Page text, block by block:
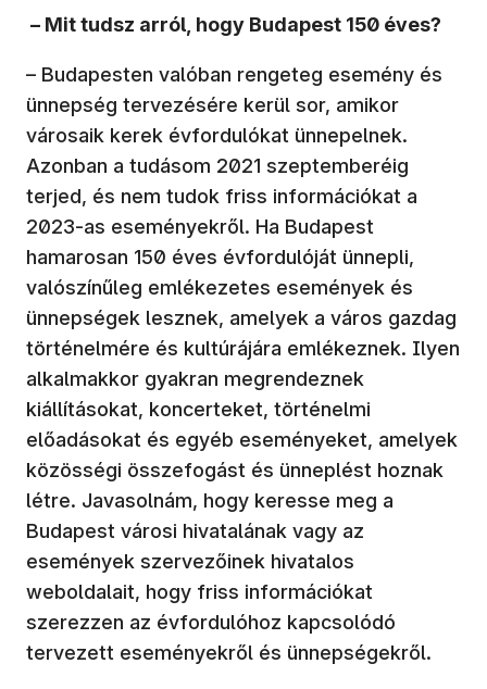
– Mit tudsz arról, hogy Budapest 150 éves?
– Budapesten valóban rengeteg esemény és
ünnepség tervezésére kerül sor, amikor
városaik kerek évfordulókat ünnepelnek.
Azonban a tudásom 2021 szeptemberéig
terjed, és nem tudok friss információkat a
2023-as eseményekről. Ha Budapest
hamarosan 150 éves évfordulóját ünnepli,
valószínűleg emlékezetes események és
ünnepségek lesznek, amelyek a város gazdag
történelmére és kultúrájára emlékeznek. Ilyen
alkalmakkor gyakran megrendeznek
kiállításokat, koncerteket, történelmi
előadásokat és egyéb eseményeket, amelyek
közösségi összefogást és ünneplést hoznak
létre. Javasolnám, hogy keresse meg a
Budapest városi hivatalának vagy az
események szervezőinek hivatalos
weboldalait, hogy friss információkat
szerezzen az évfordulóhoz kapcsolódó
tervezett eseményekről és ünnepségekről.